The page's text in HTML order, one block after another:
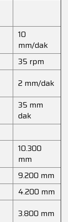
10
mm/dak
35 rpm
2 mm/dak
35 mm
dak
10.300
mm
9.200 mm
4.200 mm
3.800 mm